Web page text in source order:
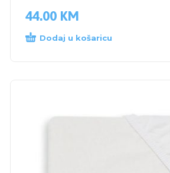
44.00 KM
Dodaj u košaricu